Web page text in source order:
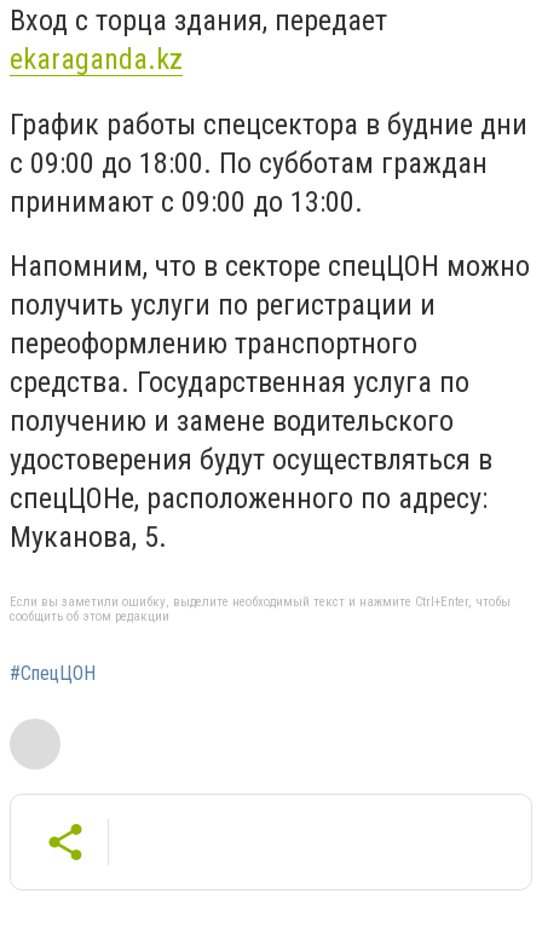
Вход с торца здания, передает
ekaraganda.kz
График работы спецсектора в будние дни
с 09:00 до 18:00. По субботам граждан
принимают с 09:00 до 13:00.
Напомним, что в секторе спецЦОН можно
получить услуги по регистрации и
переоформлению транспортного
средства. Государственная услуга по
получению и замене водительского
удостоверения будут осуществляться в
спецЦОНе, расположенного по адресу:
Муканова, 5.
Если вы заметили ошибку, выделите необходимый текст и нажмите Ctrl+Enter, чтобы
сообщить об этом редакции
#СпецЦОН